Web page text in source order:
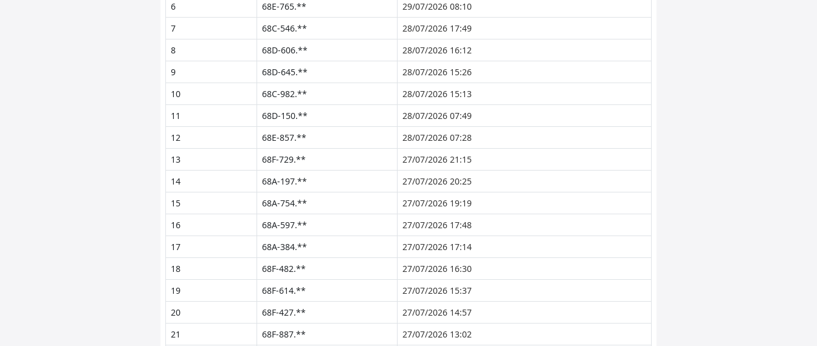
6
68E-765.**
29/07/2026 08:10
7
68C-546.**
28/07/2026 17:49
8
68D-606.**
28/07/2026 16:12
9
68D-645.**
28/07/2026 15:26
10
68C-982.**
28/07/2026 15:13
11
68D-150.**
28/07/2026 07:49
12
68E-857.**
28/07/2026 07:28
13
68F-729.**
27/07/2026 21:15
14
68A-197.**
27/07/2026 20:25
15
68A-754.**
27/07/2026 19:19
16
68A-597.**
27/07/2026 17:48
17
68A-384.**
27/07/2026 17:14
18
68F-482.**
27/07/2026 16:30
19
68F-614.**
27/07/2026 15:37
20
68F-427.**
27/07/2026 14:57
21
68F-887.**
27/07/2026 13:02